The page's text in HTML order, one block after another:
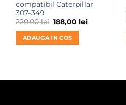
compatibil Caterpillar
307–349
220,00lei Prețul
inițial
a
fost:
220,00 lei.
188,00 leiPrețul
ADAUGA IN COS